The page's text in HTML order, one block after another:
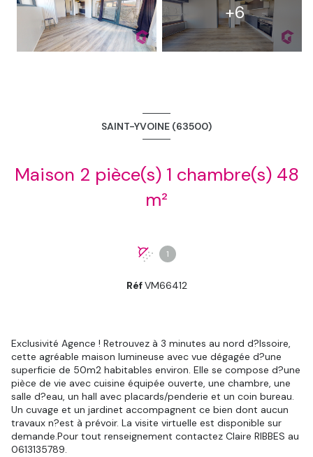
+6
SAINT-YVOINE (63500)
Maison 2 pièce(s) 1 chambre(s) 48
m²
1
RéfVM66412
Exclusivité Agence ! Retrouvez à 3 minutes au nord d?Issoire,
cette agréable maison lumineuse avec vue dégagée d?une
superficie de 50m2 habitables environ. Elle se compose d?une
pièce de vie avec cuisine équipée ouverte, une chambre, une
salle d?eau, un hall avec placards/penderie et un coin bureau.
Un cuvage et un jardinet accompagnent ce bien dont aucun
travaux n?est à prévoir. La visite virtuelle est disponible sur
demande.Pour tout renseignement contactez Claire RIBBES au
0613135789.